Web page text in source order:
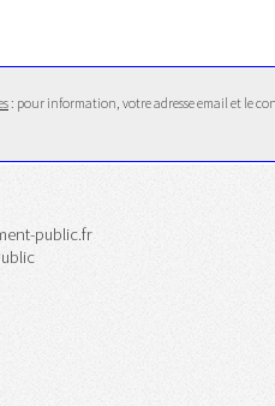
: pour information, votre adresse email et le
public.fr